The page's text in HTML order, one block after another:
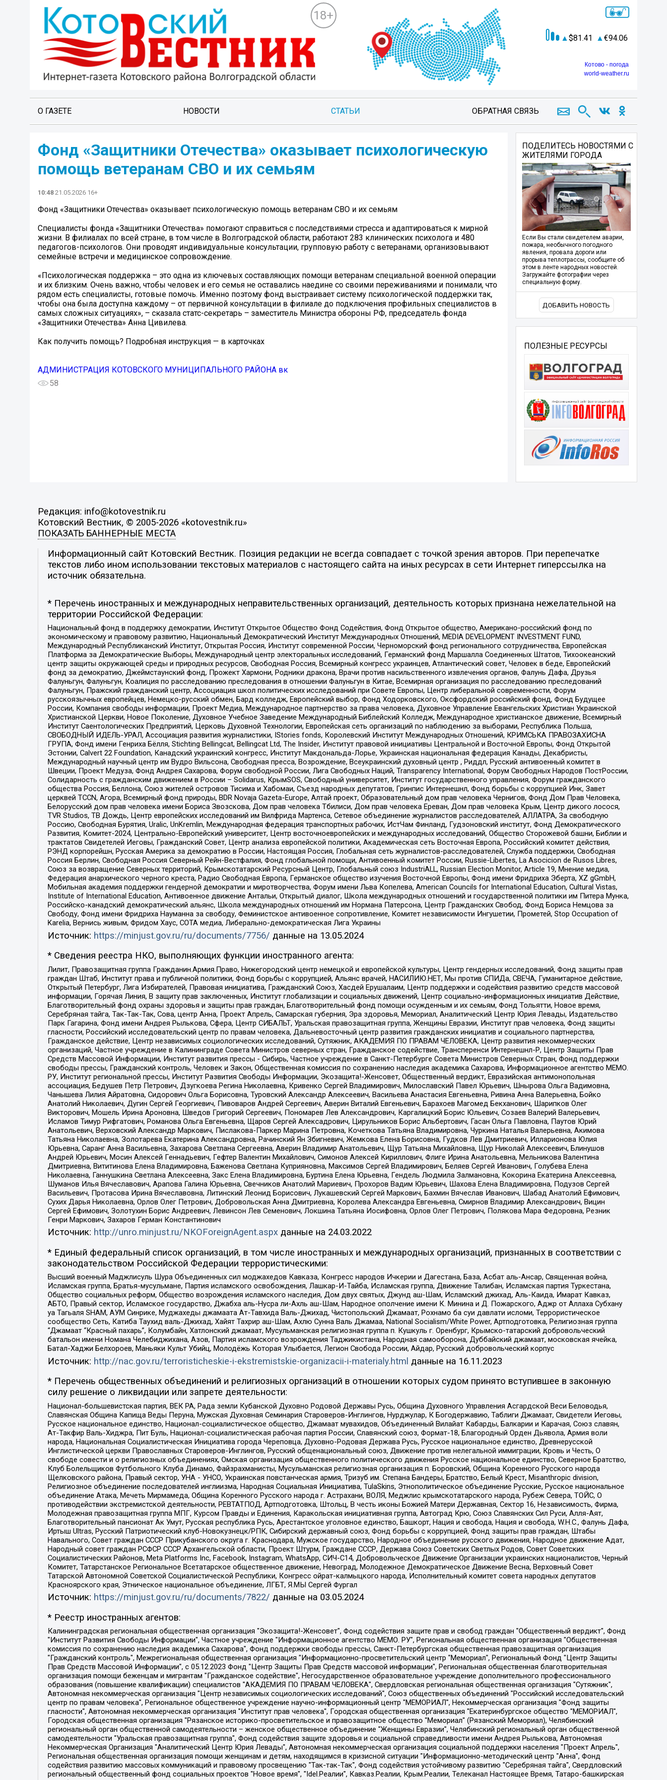
18+
81.41 94.06
Котово - погода
world-weather.ru
О ГАЗЕТЕ НОВОСТИ СТАТЬИ ОБРАТНАЯ СВЯЗЬ
Фонд «Защитники Отечества» оказывает психологическую
помощь ветеранам СВО и их семьям ️
10:48 21.05.2026 16+
Фонд «Защитники Отечества» оказывает психологическую помощь ветеранам СВО и их семьям ️
Специалисты фонда «Защитники Отечества» помогают справиться с последствиями стресса и адаптироваться к мирной
жизни. В филиалах по всей стране, в том числе в Волгоградской области, работают 283 клинических психолога и 480
педагогов-психологов. Они проводят индивидуальные консультации, групповую работу с ветеранами, организовывают
семейные встречи и медицинское сопровождение.
«Психологическая поддержка – это одна из ключевых составляющих помощи ветеранам специальной военной операции
и их близким. Очень важно, чтобы человек и его семья не оставались наедине со своими переживаниями и понимали, что
рядом есть специалисты, готовые помочь. Именно поэтому фонд выстраивает систему психологической поддержки так,
чтобы она была доступна каждому – от первичной консультации в филиале до подключения профильных специалистов в
самых сложных ситуациях», – сказала статс-секретарь – заместитель Министра обороны РФ, председатель фонда
«Защитники Отечества» Анна Цивилева.
Как получить помощь? Подробная инструкция — в карточках
АДМИНИСТРАЦИЯ КОТОВСКОГО МУНИЦИПАЛЬНОГО РАЙОНА вк
58
ПОДЕЛИТЕСЬ НОВОСТЯМИ С
ЖИТЕЛЯМИ ГОРОДА
Если Вы стали свидетелем аварии,
пожара, необычного погодного
явления, провала дороги или
прорыва теплотрассы, сообщите об
этом в ленте народных новостей.
Загружайте фотографии через
специальную форму.
ДОБАВИТЬ НОВОСТЬ
ПОЛЕЗНЫЕ РЕСУРСЫ
Редакция: info@kotovestnik.ru
Котовский Вестник, © 2005-2026 «kotovestnik.ru»
ПОКАЗАТЬ БАННЕРНЫЕ МЕСТА
Информационный сайт Котовский Вестник. Позиция редакции не всегда совпадает с точкой зрения авторов. При перепечатке
текстов либо ином использовании текстовых материалов с настоящего сайта на иных ресурсах в сети Интернет гиперссылка на
источник обязательна.
* Перечень иностранных и международных неправительственных организаций, деятельность которых признана нежелательной на
территории Российской Федерации:
Национальный фонд в поддержку демократии, Институт Открытое Общество Фонд Содействия, Фонд Открытое общество, Американо-российский фонд по
экономическому и правовому развитию, Национальный Демократический Институт Международных Отношений, MEDIA DEVELOPMENT INVESTMENT FUND,
Международный Республиканский Институт, Открытая Россия, Институт современной России, Черноморский фонд регионального сотрудничества, Европейская
Платформа за Демократические Выборы, Международный центр электоральных исследований, Германский фонд Маршалла Соединенных Штатов, Тихоокеанский
центр защиты окружающей среды и природных ресурсов, Свободная Россия, Всемирный конгресс украинцев, Атлантический совет, Человек в беде, Европейский
фонд за демократию, Джеймстаунский фонд, Прожект Хармони, Родники дракона, Врачи против насильственного извлечения органов, Фалунь Дафа, Друзья
Фалуньгун, Фалуньгун, Коалиция по расследованию преследования в отношении Фалуньгун в Китае, Всемирная организация по расследованию преследований
Фалуньгун, Пражский гражданский центр, Ассоциация школ политических исследований при Совете Европы, Центр либеральной современности, Форум
русскоязычных европейцев, Немецко-русский обмен, Бард колледж, Европейский выбор, Фонд Ходорковского, Оксфордский российский фонд, Фонд Будущее
России, Компания свободы информации, Проект Медиа, Международное партнерство за права человека, Духовное Управление Евангельских Христиан Украинской
Христианской Церкви, Новое Поколение, Духовное Учебное Заведение Международный Библейский Колледж, Международное христианское движение, Всемирный
Институт Саентологических Предприятий, Церковь Духовной Технологии, Европейская сеть организаций по наблюдению за выборами, Республика Польша,
СВОБОДНЫЙ ИДЕЛЬ-УРАЛ, Ассоциация развития журналистики, IStories fonds, Королевский Институт Международных Отношений, КРИМСЬКА ПРАВОЗАХИСНА
ГРУПА, Фонд имени Генриха Бёлля, Stichting Bellingcat, Bellingcat Ltd, The Insider, Институт правовой инициативы Центральной и Восточной Европы, Фонд Открытой
Эстонии, Calvert 22 Foundation, Канадский украинский конгресс, Институт Макдональда-Лорье, Украинская национальная федерация Канады, Декабристы,
Международный научный центр им Вудро Вильсона, Свободная пресса, Возрождение, Всеукраинский духовный центр , Риддл, Русский антивоенный комитет в
Швеции, Проект Медуза, Фонд Андрея Сахарова, Форум свободной России, Лига Свободных Наций, Transparеncy International, Форум Свободных Народов ПостРоссии,
Солидарность с гражданским движением в России – Solidarus, КрымSOS, Свободный университет, Институт государственного управления, Форум гражданского
общества Россия, Беллона, Союз жителей островов Тисима и Хабомаи, Съезд народных депутатов, Гринпис Интернешнл, Фонд борьбы с коррупцией Инк, Завет
церквей TCCN, Агора, Всемирный фонд природы, BDR Novaja Gazeta-Europe, Алтай проект, Образовательный дом прав человека Чернигов, Фонд Дом Прав Человека,
Белорусский дом прав человека имени Бориса Звозскова, Дом прав человека Тбилиси, Дом прав человека Ереван, Дом прав человека Крым, Центр дикого лосося,
TVR Studios, ТВ Дождь, Центр европейских исследований им Вилфрида Мартенса, Сетевое объединение журналистов расследователей, АЛЛАТРА, За свободную
Россию, Свободная Бурятия, Uralic, UnKremlin, Международная федерация транспортных рабочих, ИстЧам Финланд, Гудзоновский институт, Фонд Демократического
Развития, Комитет-2024, Центрально-Европейский университет, Центр восточноевропейских и международных исследований, Общество Сторожевой башни, Библии и
трактатов Свидетелей Иеговы, Гражданский Совет, Центр анализа европейской политики, Академическая сеть Восточная Европа, Российский комитет действия,
РЭНД корпорейшн, Русская Америка за демократию в России, Настоящая Россия, Глобальная сеть журналистов-расследователей, Служба поддержки, Свободная
Россия Берлин, Свободная Россия Северный Рейн-Вестфалия, Фонд глобальной помощи, Антивоенный комитет России, Russie-Libertes, La Asocicion de Rusos Libres,
Союз за возвращение Северных территорий, Крымскотатарский Ресурсный Центр, Глобальный союз IndustriALL, Russian Election Monitor, Article 19, Мнение медиа,
Федерация анархического черного креста, Радио Свободная Европа, Германское общество изучения Восточной Европы, Фонд имени Фридриха Эберта, XZ gGmbH,
Мобильная академия поддержки гендерной демократии и миротворчества, Форум имени Льва Копелева, American Councils for International Education, Cultural Vistas,
Institute of International Education, Антивоенное движение Антальи, Открытый диалог, Школа международных отношений и государственной политики им Питера Мунка,
Российско-канадский демократический альянс, Школа международных отношений им Нормана Патерсона, Центр Гражданских Свобод, Фонд Бориса Немцова за
Свободу, Фонд имени Фридриха Науманна за свободу, Феминистское антивоенное сопротивление, Комитет независимости Ингушетии, Прометей, Stop Occupation of
Karelia, Вернись живым, Фридом Хаус, СОТА медиа, Либерально-демократическая Лига Украины
Источник: https://minjust.gov.ru/ru/documents/7756/ данные на 13.05.2024
* Сведения реестра НКО, выполняющих функции иностранного агента:
Лилит, Правозащитная группа Гражданин.Армия.Право, Нижегородский центр немецкой и европейской культуры, Центр гендерных исследований, Фонд защиты прав
граждан Штаб, Институт права и публичной политики, Фонд борьбы с коррупцией, Альянс врачей, НАСИЛИЮ.НЕТ, Мы против СПИДа, СВЕЧА, Гуманитарное действие,
Открытый Петербург, Лига Избирателей, Правовая инициатива, Гражданский Союз, Хасдей Ерушалаим, Центр поддержки и содействия развитию средств массовой
информации, Горячая Линия, В защиту прав заключенных, Институт глобализации и социальных движений, Центр социально-информационных инициатив Действие,
Благотворительный фонд охраны здоровья и защиты прав граждан, Благотворительный фонд помощи осужденным и их семьям, Фонд Тольятти, Новое время,
Серебряная тайга, Так-Так-Так, Сова, центр Анна, Проект Апрель, Самарская губерния, Эра здоровья, Мемориал, Аналитический Центр Юрия Левады, Издательство
Парк Гагарина, Фонд имени Андрея Рылькова, Сфера, Центр СИБАЛЬТ, Уральская правозащитная группа, Женщины Евразии, Институт прав человека, Фонд защиты
гласности, Российский исследовательский центр по правам человека, Дальневосточный центр развития гражданских инициатив и социального партнерства,
Гражданское действие, Центр независимых социологических исследований, Сутяжник, АКАДЕМИЯ ПО ПРАВАМ ЧЕЛОВЕКА, Центр развития некоммерческих
организаций, Частное учреждение в Калининграде Совета Министров северных стран, Гражданское содействие, Трансперенси Интернешнл-Р, Центр Защиты Прав
Средств Массовой Информации, Институт развития прессы - Сибирь, Частное учреждение в Санкт-Петербурге Совета Министров Северных Стран, Фонд поддержки
свободы прессы, Гражданский контроль, Человек и Закон, Общественная комиссия по сохранению наследия академика Сахарова, Информационное агентство МЕМО.
РУ, Институт региональной прессы, Институт Развития Свободы Информации, Экозащита!-Женсовет, Общественный вердикт, Евразийская антимонопольная
ассоциация, Бедушев Петр Петрович, Дзугкоева Регина Николаевна, Кривенко Сергей Владимирович, Милославский Павел Юрьевич, Шнырова Ольга Вадимовна,
Чанышева Лилия Айратовна, Сидорович Ольга Борисовна, Туровский Александр Алексеевич, Васильева Анастасия Евгеньевна, Ривина Анна Валерьевна, Бойко
Анатолий Николаевич, Дугин Сергей Георгиевич, Пивоваров Андрей Сергеевич, Аверин Виталий Евгеньевич, Барахоев Магомед Бекханович, Шарипков Олег
Викторович, Мошель Ирина Ароновна, Шведов Григорий Сергеевич, Пономарев Лев Александрович, Каргалицкий Борис Юльевич, Созаев Валерий Валерьевич,
Исламов Тимур Рифгатович, Романова Ольга Евгеньевна, Щаров Сергей Алексадрович, Цирульников Борис Альбертович, Гасан Ольга Павловна, Паутов Юрий
Анатольевич, Верховский Александр Маркович, Пислакова-Паркер Марина Петровна, Кочеткова Татьяна Владимировна, Чуркина Наталья Валерьевна, Акимова
Татьяна Николаевна, Золотарева Екатерина Александровна, Рачинский Ян Збигневич, Жемкова Елена Борисовна, Гудков Лев Дмитриевич, Илларионова Юлия
Юрьевна, Саранг Анна Васильевна, Захарова Светлана Сергеевна, Аверин Владимир Анатольевич, Щур Татьяна Михайловна, Щур Николай Алексеевич, Блинушов
Андрей Юрьевич, Мосин Алексей Геннадьевич, Гефтер Валентин Михайлович, Симонов Алексей Кириллович, Флиге Ирина Анатольевна, Мельникова Валентина
Дмитриевна, Вититинова Елена Владимировна, Баженова Светлана Куприяновна, Максимов Сергей Владимирович, Беляев Сергей Иванович, Голубева Елена
Николаевна, Ганнушкина Светлана Алексеевна, Закс Елена Владимировна, Буртина Елена Юрьевна, Гендель Людмила Залмановна, Кокорина Екатерина Алексеевна,
Шуманов Илья Вячеславович, Арапова Галина Юрьевна, Свечников Анатолий Мариевич, Прохоров Вадим Юрьевич, Шахова Елена Владимировна, Подузов Сергей
Васильевич, Протасова Ирина Вячеславовна, Литинский Леонид Борисович, Лукашевский Сергей Маркович, Бахмин Вячеслав Иванович, Шабад Анатолий Ефимович,
Сухих Дарья Николаевна, Орлов Олег Петрович, Добровольская Анна Дмитриевна, Королева Александра Евгеньевна, Смирнов Владимир Александрович, Вицин
Сергей Ефимович, Золотухин Борис Андреевич, Левинсон Лев Семенович, Локшина Татьяна Иосифовна, Орлов Олег Петрович, Полякова Мара Федоровна, Резник
Генри Маркович, Захаров Герман Константинович
Источник: http://unro.minjust.ru/NKOForeignAgent.aspxданные на 24.03.2022
* Единый федеральный список организаций, в том числе иностранных и международных организаций, признанных в соответствии с
законодательством Российской Федерации террористическими:
Высший военный Маджлисуль Шура Объединенных сил моджахедов Кавказа, Конгресс народов Ичкерии и Дагестана, База, Асбат аль-Ансар, Священная война,
Исламская группа, Братья-мусульмане, Партия исламского освобождения, Лашкар-И-Тайба, Исламская группа, Движение Талибан, Исламская партия Туркестана,
Общество социальных реформ, Общество возрождения исламского наследия, Дом двух святых, Джунд аш-Шам, Исламский джихад, Аль-Каида, Имарат Кавказ,
АБТО, Правый сектор, Исламское государство, Джабха аль-Нусра ли-Ахль аш-Шам, Народное ополчение имени К. Минина и Д. Пожарского, Аджр от Аллаха Субхану
уа Тагьаля SHAM, АУМ Синрике, Муджахеды джамаата Ат-Тавхида Валь-Джихад, Чистопольский Джамаат, Рохнамо ба суи давлати исломи, Террористическое
сообщество Сеть, Катиба Таухид валь-Джихад, Хайят Тахрир аш-Шам, Ахлю Сунна Валь Джамаа, National Socialism/White Power, Артподготовка, Религиозная группа
“Джамаат “Красный пахарь”, Колумбайн, Хатлонский джамаат, Мусульманская религиозная группа п. Кушкуль г. Оренбург, Крымско-татарский добровольческий
батальон имени Номана Челебиджихана, Азов, Партия исламского возрождения Таджикистана, Народная самооборона, Дуббайский джамаат, московская ячейка,
Батал-Хаджи Белхороев, Маньяки Культ Убийц, Молодёжь Которая Улыбается, Легион Свобода России, Айдар, Русский добровольческий корпус
Источник: http://nac.gov.ru/terroristicheskie-i-ekstremistskie-organizacii-i-materialy.html данные на 16.11.2023
* Перечень общественных объединений и религиозных организаций в отношении которых судом принято вступившее в законную
силу решение о ликвидации или запрете деятельности:
Национал-большевистская партия, ВЕК РА, Рада земли Кубанской Духовно Родовой Державы Русь, Община Духовного Управления Асгардской Веси Беловодья,
Славянская Община Капища Веды Перуна, Мужская Духовная Семинария Староверов-Инглингов, Нурджулар, К Богодержавию, Таблиги Джамаат, Свидетели Иеговы,
Русское национальное единство, Национал-социалистическое общество, Джамаат мувахидов, Объединенный Вилайат Кабарды, Балкарии и Карачая, Союз славян,
Ат-Такфир Валь-Хиджра, Пит Буль, Национал-социалистическая рабочая партия России, Славянский союз, Формат-18, Благородный Орден Дьявола, Армия воли
народа, Национальная Социалистическая Инициатива города Череповца, Духовно-Родовая Держава Русь, Русское национальное единство, Древнерусской
Инглистической церкви Православных Староверов-Инглингов, Русский общенациональный союз, Движение против нелегальной иммиграции, Кровь и Честь, О
свободе совести и о религиозных объединениях, Омская организация общественного политического движения Русское национальное единство, Северное Братство,
Клуб Болельщиков Футбольного Клуба Динамо, Файзрахманисты, Мусульманская религиозная организация п. Боровский, Община Коренного Русского народа
Щелковского района, Правый сектор, УНА - УНСО, Украинская повстанческая армия, Тризуб им. Степана Бандеры, Братство, Белый Крест, Misanthropic division,
Религиозное объединение последователей инглиизма, Народная Социальная Инициатива, TulaSkins, Этнополитическое объединение Русские, Русское национальное
объединение Атака, Мечеть Мирмамеда, Община Коренного Русского народа г. Астрахани, ВОЛЯ, Меджлис крымскотатарского народа, Рубеж Севера, ТОЙС, О
противодействии экстремистской деятельности, РЕВТАТПОД, Артподготовка, Штольц, В честь иконы Божией Матери Державная, Сектор 16, Независимость, Фирма,
Молодежная правозащитная группа МПГ, Курсом Правды и Единения, Каракольская инициативная группа, Автоград Крю, Союз Славянских Сил Руси, Алля-Аят,
Благотворительный пансионат Ак Умут, Русская республика Русь, Арестантское уголовное единство, Башкорт, Нация и свобода, Нация и свобода, W.H.С., Фалунь Дафа,
Иртыш Ultras, Русский Патриотический клуб-Новокузнецк/РПК, Сибирский державный союз, Фонд борьбы с коррупцией, Фонд защиты прав граждан, Штабы
Навального, Совет граждан СССР Прикубанского округа г. Краснодара, Мужское государство, Народное объединение русского движения, Народное движение Адат,
Народный совет граждан РСФСР СССР Архангельской области, Проект Штурм, Граждане СССР, Держава Союз Советских Светлых Родов, Совет Советских
Социалистических Районов, Meta Platforms Inc, Facebook, Instagram, WhatsApp, СИЧ-С14, Добровольческое Движение Организации украинских националистов, Черный
Комитет, Татарстанское Региональное Всетатарское общественное движение, Невоград, Молодежное Демократическое Движение Весна, Верховный Совет
Татарской Автономной Советской Социалистической Республики, Конгресс ойрат-калмыцкого народа, Исполнительный комитет совета народных депутатов
Красноярского края, Этническое национальное объединение, ЛГБТ, Я.МЫ Сергей Фургал
Источник: https://minjust.gov.ru/ru/documents/7822/ данные на 03.05.2024
* Реестр иностранных агентов:
Калининградская региональная общественная организация "Экозащита!-Женсовет", Фонд содействия защите прав и свобод граждан "Общественный вердикт", Фонд "Институт Развития Свободы Информации", Частное учреждение "Информационное агентство МЕМО. РУ", Региональная общественная организация "Общественная комиссия по сохранению наследия академика Сахарова", Фонд поддержки свободы прессы, Санкт-Петербургская общественная правозащитная организация "Гражданский контроль", Межрегиональная общественная организация "Информационно-просветительский центр "Мемориал", Региональный Фонд "Центр Защиты Прав Средств Массовой Информации", с 05.12.2023 Фонд "Центр Защиты Прав Средств массовой информации", Региональная общественная благотворительная организация помощи беженцам и мигрантам "Гражданское содействие", Негосударственное образовательное учреждение дополнительного профессионального образования (повышение квалификации) специалистов "АКАДЕМИЯ ПО ПРАВАМ ЧЕЛОВЕКА", Свердловская региональная общественная организация "Сутяжник", Автономная некоммерческая организация "Центр независимых социологических исследований", Союз общественных объединений "Российский исследовательский центр по правам человека", Региональное общественное учреждение научно-информационный центр "МЕМОРИАЛ", Некоммерческая организация "Фонд защиты гласности", Автономная некоммерческая организация "Институт прав человека", Городская общественная организация "Екатеринбургское общество "МЕМОРИАЛ", Городская общественная организация "Рязанское историко-просветительское и правозащитное общество "Мемориал" (Рязанский Мемориал), Челябинский региональный орган общественной самодеятельности – женское общественное объединение "Женщины Евразии", Челябинский региональный орган общественной самодеятельности "Уральская правозащитная группа", Фонд содействия защите здоровья и социальной справедливости имени Андрея Рылькова, Автономная Некоммерческая Организация "Аналитический Центр Юрия Левады", Автономная некоммерческая организация социальной поддержки населения "Проект Апрель", Региональная общественная организация помощи женщинам и детям, находящимся в кризисной ситуации "Информационно-методический центр "Анна", Фонд содействия развитию массовых коммуникаций и правовому просвещению "Так-так-Так", Фонд содействия устойчивому развитию "Серебряная тайга", Свердловский региональный общественный фонд социальных проектов "Новое время", "Idel.Реалии", Кавказ.Реалии, Крым.Реалии, Телеканал Настоящее Время, Татаро-башкирская служба Радио Свобода (Azatliq Radiosi), Радио Свободная Европа/Радио Свобода (PCE/PC), "Сибирь.Реалии", "Фактограф", Благотворительный фонд помощи осужденным и их семьям, Автономная некоммерческая организация "Институт глобализации и социальных движений", Фонд "В защиту прав заключенных", Частное учреждение "Центр поддержки и содействия развитию средств массовой информации", Пензенский региональный общественный благотворительный фонд "Гражданский союз", "Север.Реалии", Некоммерческая организация Фонд "Правовая инициатива", Общество с ограниченной ответственностью "Радио Свободная Европа/Радио Свобода", Чешское информационное агентство "MEDIUM-ORIENT", Красноярская региональная общественная организация "Мы против СПИДа", Камалягин Денис Николаевич, Маркелов Сергей Евгеньевич, Пономарев Лев Александрович, Савицкая Людмила Алексеевна, Автономная некоммерческая организация "Центр по работе с проблемой насилия "НАСИЛИЮ.НЕТ", Межрегиональный профессиональный союз работников здравоохранения "Альянс врачей", Юридическое лицо, зарегистрированное в Латвийской Республике, SIA "Medusa Project" (регистрационный номер 40103797863, дата регистрации 10.06.2014), Некоммерческая организация "Фонд по борьбе с коррупцией", Автономная некоммерческая организация "Институт права и публичной политики", Баданин Роман Сергеевич, Гликин Максим Александрович, Железнова Мария Михайловна, Лукьянова Юлия Сергеевна, Маетная Елизавета Витальевна, Маняхин Петр Борисович, Чуракова Ольга Владимировна, Ярош Юлия Петровна, Юридическое лицо "The Insider SIA", зарегистрированное в Риге, Латвийская Республика (дата регистрации 26.06.2015), являющееся администратором доменного имени интернет-издания "The Insider SIA", https://theins.ru, Постернак Алексей Евгеньевич, Рубин Михаил Аркадьевич, Анин Роман Александрович, Юридическое лицо Istories fonds, зарегистрированное в Латвийской Республике (регистрационный номер 50008295751, дата регистрации 24.02.2020), Великовский Дмитрий Александрович, Долинина Ирина Николаевна, Мароховская Алеся Алексеевна, Шлейнов Роман Юрьевич, Шмагун Олеся Валентиновна, Общество с ограниченной ответственностью "Альтаир 2021", Общество с ограниченной ответственностью "Вега 2021", Общество с ограниченной ответственностью "Главный редактор 2021", Общество с ограниченной ответственностью "Ромашки монолит", Важенков Артем Валерьевич, Ивановская областная общественная организация "Центр гендерных исследований", Гурман Юрий Альбертович, Медиапроект "ОВД-Инфо", Егоров Владимир Владимирович, Жилинский Владимир Александрович, Общество с ограниченной ответственностью "ЗП", Иванова София Юрьевна, Карезина Инна Павловна, Кильтау Екатерина Викторовна, Петров Алексей Викторович, Пискунов Сергей Евгеньевич, Смирнов Сергей Сергеевич, Тихонов Михаил Сергеевич, Общество с ограниченной ответственностью "ЖУРНАЛИСТ-ИНОСТРАННЫЙ АГЕНТ", Арапова Галина Юрьевна, Вольтская Татьяна Анатольевна, Американская компания "Mason G.E.S. Anonymous Foundation" (США), являющаяся владельцем интернет-издания https://mnews.world/, Компания "Stichting Bellingcat", зарегистрированная в Нидерландах (дата регистрации 11.07.2018), Захаров Андрей Вячеславович, Клепиковская Екатерина Дмитриевна, Общество с ограниченной ответственностью "МЕМО", Перл Роман Александрович, Симонов Евгений Алексеевич, Соловьева Елена Анатольевна, Сотников Даниил Владимирович, Сурначева Елизавета Дмитриевна, Автономная некоммерческая организация по защите прав человека и информированию населения "Якутия – Наше Мнение", Общество с ограниченной ответственностью "Москоу диджитал медиа", с 26.01.2023 Общество с ограниченной ответственностью "Чайка Белые сады", Ветошкина Валерия Валерьевна, Заговора Максим Александрович, Межрегиональное общественное движение "Российская ЛГБТ - сеть", Оленичев Максим Владимирович, Павлов Иван Юрьевич, Скворцова Елена Сергеевна, Общество с ограниченной ответственностью "Как бы инагент", Кочетков Игорь Викторович, Общество с ограниченной ответственностью "Честные выборы", Еланчик Олег Александрович, Общество с ограниченной ответственностью "Нобелевский призыв", Гималова Регина Эмилевна, Григорьев Андрей Валерьевич, Григорьева Алина Александровна, Ассоциация по содействию защите прав призывников, альтернативнослужащих и военнослужащих "Правозащитная группа "Гражданин.Армия.Право", Хисамова Регина Фаритовна, Автономная некоммерческая организация по реализации социально-правовых программ "Лилит", Дальневосточное общественное движение "Маяк", Санкт-Петербургская ЛГБТ-инициативная группа "Выход", Инициативная группа ЛГБТ+ "Реверс", Алексеев Андрей Викторович, Бекбулатова Таисия Львовна, Беляев Иван Михайлович, Владыкина Елена Сергеевна, Гельман Марат Александрович, Никульшина Вероника Юрьевна, Толоконникова Надежда Андреевна, Шендерович Виктор Анатольевич, Общество с ограниченной ответственностью "Данное сообщение", Общество с ограниченной ответственностью Издательский дом "Новая глава", Айнбиндер Александра Александровна, Московский комьюнити-центр для ЛГБТ+инициатив, Благотворительный фонд развития филантропии, Deutsche Welle (Германия, Kurt-Schumacher-Strasse 3, 53113 Bonn), Борзунова Мария Михайловна, Воробьев Виктор Викторович, Голубева Анна Львовна, Константинова Алла Михайловна, Малкова Ирина Владимировна, Мурадов Мурад Абдулгалимович, Осетинская Елизавета Николаевна, Понасенков Евгений Николаевич, Ганапольский Матвей Юрьевич, Киселев Евгений Алексеевич, Борухович Ирина Григорьевна, Дремин Иван Тимофеевич, Дубровский Дмитрий Викторович, Красноярская региональная общественная организация поддержки и развития альтернативных образовательных технологий и межкультурных коммуникаций "ИНТЕРРА", Маяковская Екатерина Алексеевна, Фейгин Марк Захарович, Филимонов Андрей Викторович, Дзугкоева Регина Николаевна, Доброхотов Роман Александрович, Дудь Юрий Александрович, Елкин Сергей Владимирович, Кругликов Кирилл Игоревич, Сабунаева Мария Леонидовна, Семенов Алексей Владимирович, Шаинян Карен Багратович, Шульман Екатерина Михайловна, Асафьев Артур Валерьевич, Вахштайн Виктор Семенович, Венедиктов Алексей Алексеевич, Лушникова Екатерина Евгеньевна, Волков Леонид Михайлович, Невзоров Александр Глебович, Пархоменко Сергей Борисович, Сироткин Ярослав Николаевич, Кара-Мурза Владимир Владимирович, Баранова Наталья Владимировна, Гозман Леонид Яковлевич, Кагарлицкий Борис Юльевич, Климарев Михаил Валерьевич, Милов Владимир Станиславович, Автономная некоммерческая организация Краснодарский центр современного искусства "Типография", Моргенштерн Алишер Тагирович, Соболь Любовь Эдуардовна, Общество с ограниченной ответственностью "ЛИЗА НОРМ", Каспаров Гарри Кимович, Ходорковский Михаил Борисович, Общество с ограниченной ответственностью "Апрельские тезисы", Данилович Ирина Брониславовна, Кашин Олег Владимирович, Петров Николай Владимирович, Пивоваров Алексей Владимирович, Соколов Михаил Владимирович, Цветкова Юлия Владимировна, Чичваркин Евгений Александрович, Комитет против пыток/Команда против пыток, Общество с ограниченной ответственностью "Первый научный", Общество с ограниченной ответственностью "Вертолет и ко", Белоцерковская Вероника Борисовна, Кац Максим Евгеньевич, Лазарева Татьяна Юрьевна, Шаведдинов Руслан Табризович, Яшин Илья Валерьевич, Общество с ограниченной ответственностью "Иноагент ААВ", Алешковский Дмитрий Петрович, Альбац Евгения Марковна, Быков Дмитрий Львович, Галямина Юлия Евгеньевна, Лойко Сергей Леонидович, Мартынов Кирилл Константинович, Медведев Сергей Александрович, Крашенинников Федор Геннадиевич, Гордеева Катерина Вл